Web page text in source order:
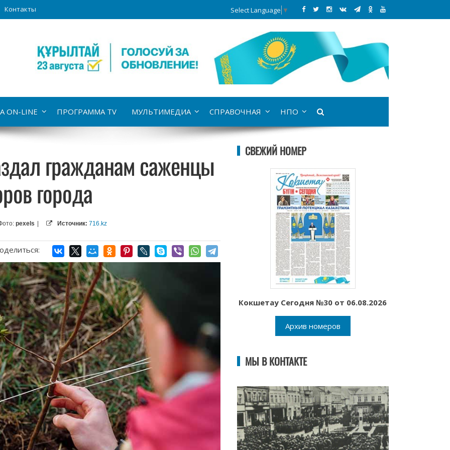
Контакты Select Language ▼
ON-LINE ПРОГРАММА TV МУЛЬТИМЕДИА СПРАВОЧНАЯ НПО
гражданам саженцы
города
pexels | Источник: 716.kz
СВЕЖИЙ НОМЕР
Кокшетау Сегодня №30 от 06.08.2026
Архив номеров
МЫ В КОНТАКТЕ